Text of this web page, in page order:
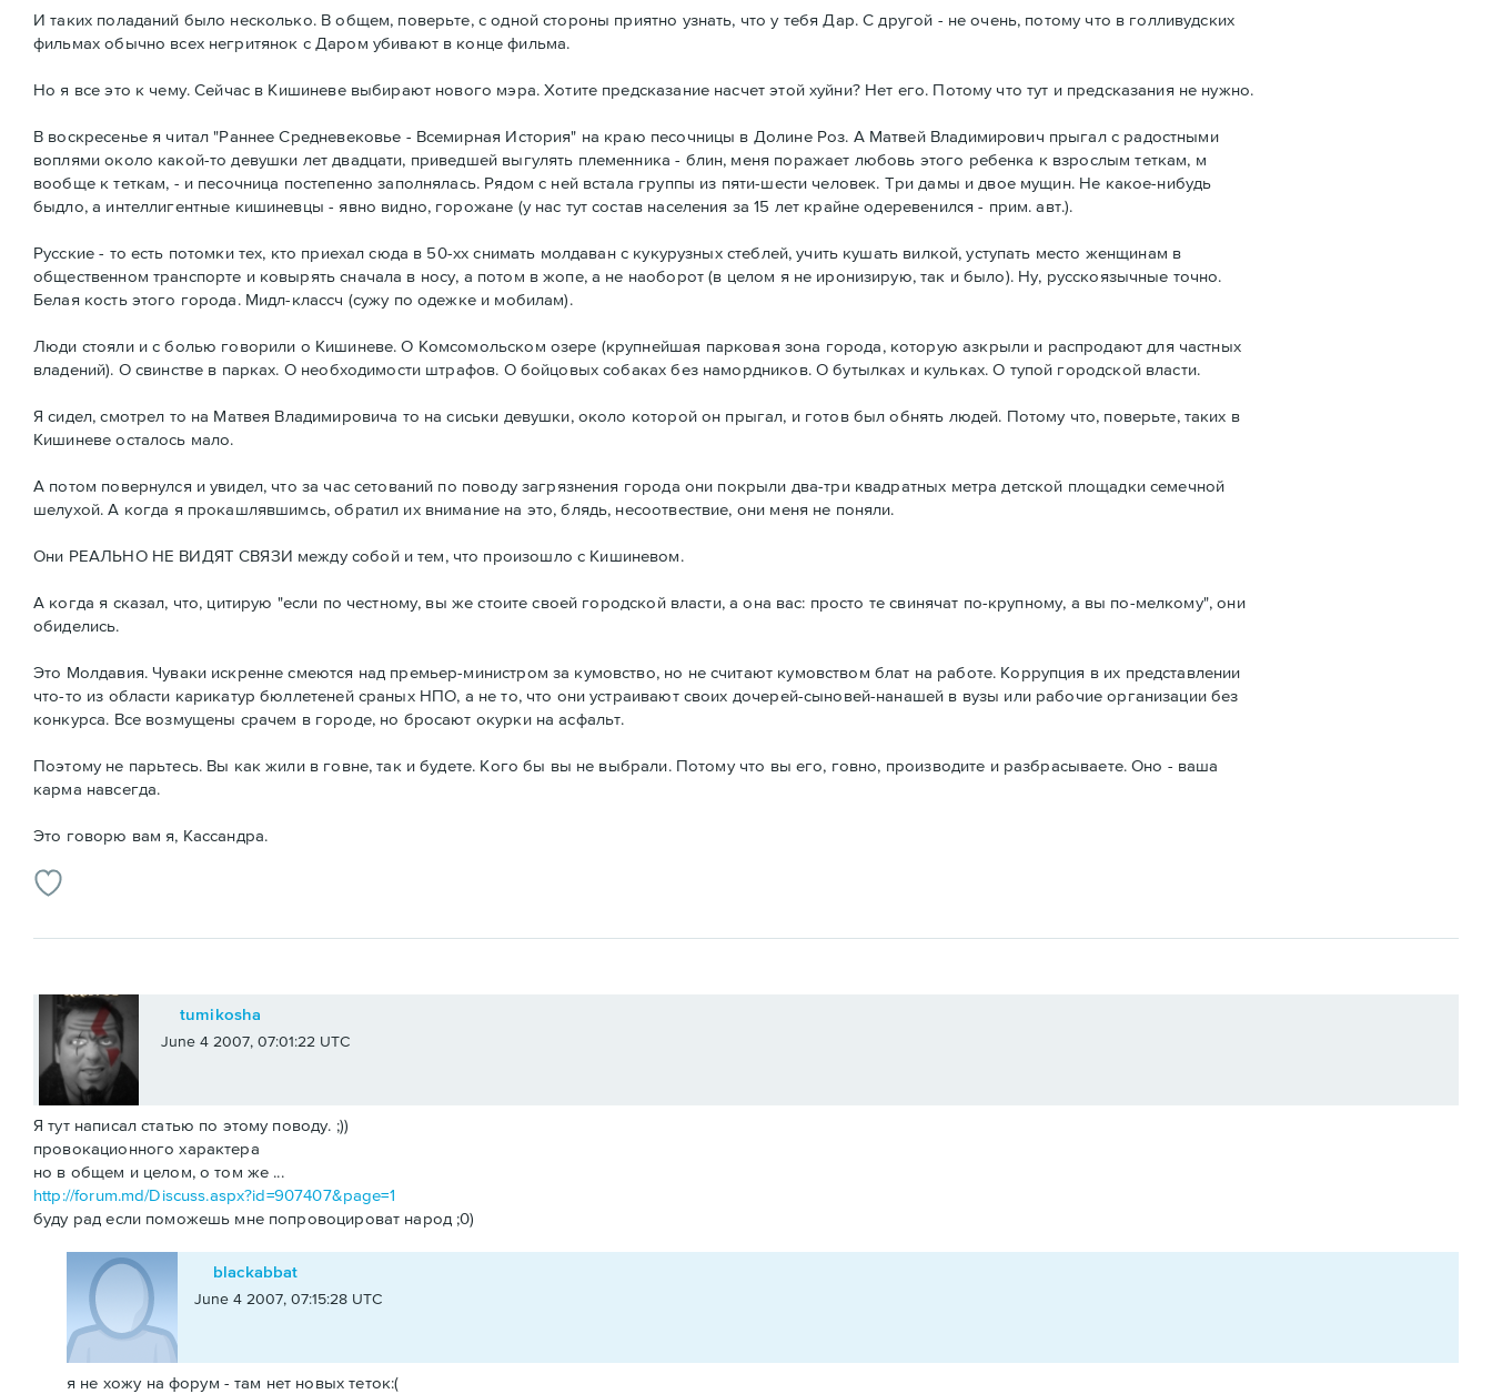
И таких поладаний было несколько. В общем, поверьте, с одной стороны приятно узнать, что у тебя Дар. С другой - не очень, потому что в голливудских
фильмах обычно всех негритянок с Даром убивают в конце фильма.
Но я все это к чему. Сейчас в Кишиневе выбирают нового мэра. Хотите предсказание насчет этой хуйни? Нет его. Потому что тут и предсказания не нужно.
В воскресенье я читал "Раннее Средневековье - Всемирная История" на краю песочницы в Долине Роз. А Матвей Владимирович прыгал с радостными
воплями около какой-то девушки лет двадцати, приведшей выгулять племенника - блин, меня поражает любовь этого ребенка к взрослым теткам, м
вообще к теткам, - и песочница постепенно заполнялась. Рядом с ней встала группы из пяти-шести человек. Три дамы и двое мущин. Не какое-нибудь
быдло, а интеллигентные кишиневцы - явно видно, горожане (у нас тут состав населения за 15 лет крайне одеревенился - прим. авт.).
Русские - то есть потомки тех, кто приехал сюда в 50-хх снимать молдаван с кукурузных стеблей, учить кушать вилкой, уступать место женщинам в
общественном транспорте и ковырять сначала в носу, а потом в жопе, а не наоборот (в целом я не иронизирую, так и было). Ну, русскоязычные точно.
Белая кость этого города. Мидл-классч (сужу по одежке и мобилам).
Люди стояли и с болью говорили о Кишиневе. О Комсомольском озере (крупнейшая парковая зона города, которую азкрыли и распродают для частных
владений). О свинстве в парках. О необходимости штрафов. О бойцовых собаках без намордников. О бутылках и кульках. О тупой городской власти.
Я сидел, смотрел то на Матвея Владимировича то на сиськи девушки, около которой он прыгал, и готов был обнять людей. Потому что, поверьте, таких в
Кишиневе осталось мало.
А потом повернулся и увидел, что за час сетований по поводу загрязнения города они покрыли два-три квадратных метра детской площадки семечной
шелухой. А когда я прокашлявшимсь, обратил их внимание на это, блядь, несоотвествие, они меня не поняли.
Они РЕАЛЬНО НЕ ВИДЯТ СВЯЗИ между собой и тем, что произошло с Кишиневом.
А когда я сказал, что, цитирую "если по честному, вы же стоите своей городской власти, а она вас: просто те свинячат по-крупному, а вы по-мелкому", они
обиделись.
Это Молдавия. Чуваки искренне смеются над премьер-министром за кумовство, но не считают кумовством блат на работе. Коррупция в их представлении
что-то из области карикатур бюллетеней сраных НПО, а не то, что они устраивают своих дочерей-сыновей-нанашей в вузы или рабочие организации без
конкурса. Все возмущены срачем в городе, но бросают окурки на асфальт.
Поэтому не парьтесь. Вы как жили в говне, так и будете. Кого бы вы не выбрали. Потому что вы его, говно, производите и разбрасываете. Оно - ваша
карма навсегда.
Это говорю вам я, Кассандра.
tumikosha
June 4 2007, 07:01:22 UTC
Я тут написал статью по этому поводу. ;))
провокационного характера
но в общем и целом, о том же ...
http://forum.md/Discuss.aspx?id=907407&page=1
буду рад если поможешь мне попровоцироват народ ;0)
blackabbat
June 4 2007, 07:15:28 UTC
я не хожу на форум - там нет новых теток:(